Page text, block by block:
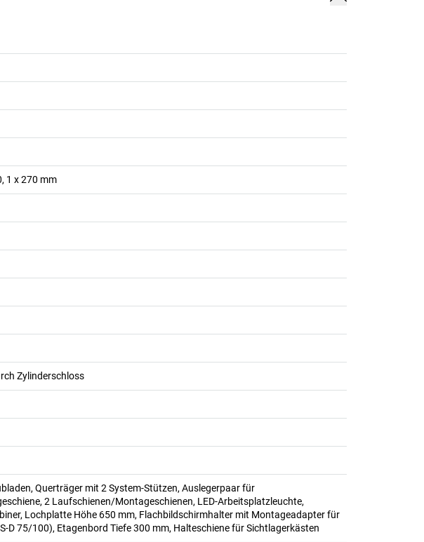
1 x 270 mm
Zylinderschloss
Querträger mit 2 System-Stützen, Auslegerpaar für
2 Laufschienen/Montageschienen, LED-Arbeitsplatzleuchte,
Lochplatte Höhe 650 mm, Flachbildschirmhalter mit Montageadapter für
D 75/100), Etagenbord Tiefe 300 mm, Halteschiene für Sichtlagerkästen